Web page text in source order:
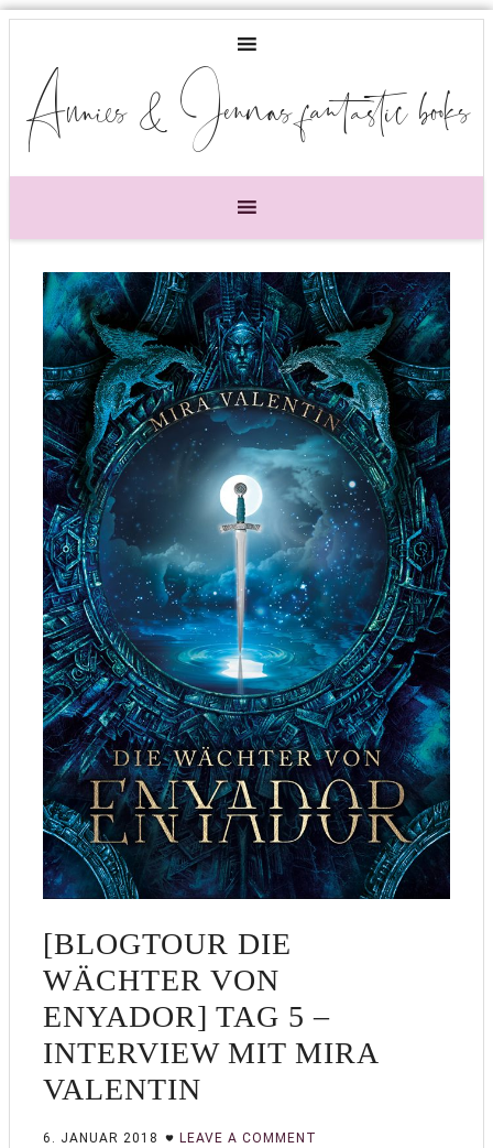
Annies & Jennas fantastic books
[BLOGTOUR DIE
WÄCHTER VON
ENYADOR] TAG 5 –
INTERVIEW MIT MIRA
VALENTIN
6. JANUAR 2018 LEAVE A COMMENT